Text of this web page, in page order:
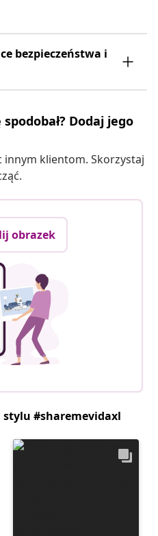
bezpieczeństwa i
Dodaj jego
innym klientom. Skorzystaj
obrazek
#sharemevidaxl